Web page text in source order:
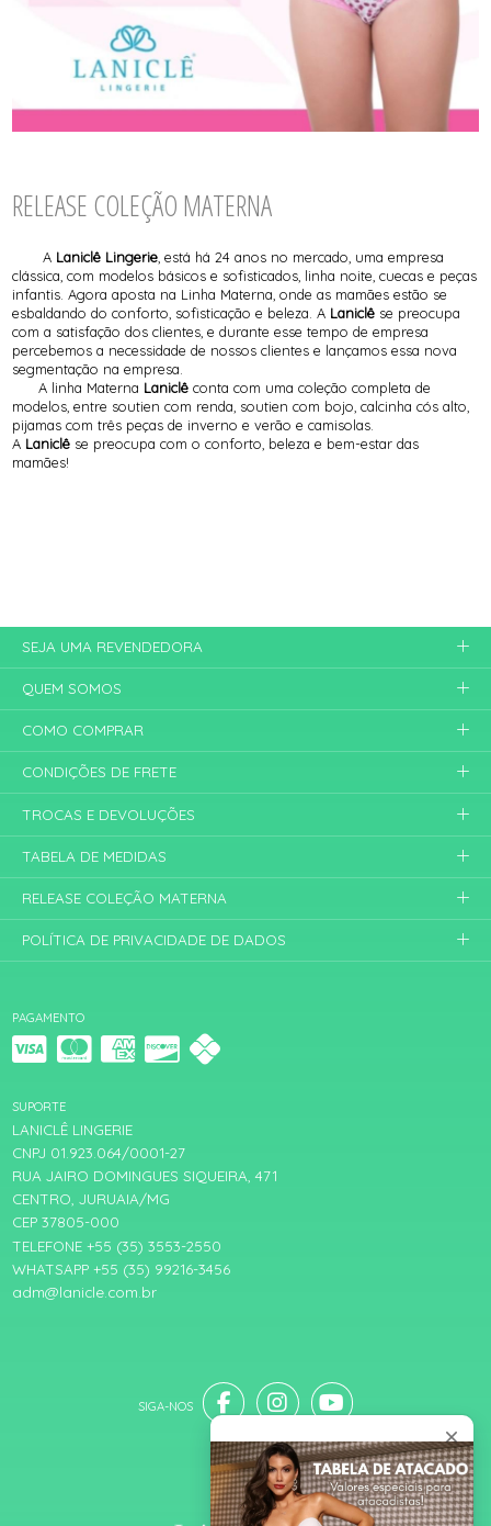
RELEASE COLEÇÃO MATERNA
A Laniclê Lingerie , está há 24 anos no mercado, uma empresa
clássica, com modelos básicos e sofisticados, linha noite, cuecas e peças
infantis. Agora aposta na Linha Materna , onde as mamães estão se
esbaldando do conforto, sofisticação e beleza. A Laniclê se preocupa
com a satisfação dos clientes, e durante esse tempo de empresa
percebemos a necessidade de nossos clientes e lançamos essa nova
segmentação na empresa.
A linha Materna Laniclêconta com uma coleção completa de
modelos, entre soutien com renda, soutien com bojo, calcinha cós alto,
pijamas com três peças de inverno e verão e camisolas.
A Laniclê se preocupa com o conforto, beleza e bem-estar das
mamães!
PAGAMENTO
SUPORTE
LANICLÊ LINGERIE
CNPJ 01.923.064/0001-27
RUA JAIRO DOMINGUES SIQUEIRA, 471
CENTRO, JURUAIA/MG
CEP 37805-000
TELEFONE +55 (35) 3553-2550
WHATSAPP +55 (35) 99216-3456
adm@lanicle.com.br
SEJA UMA REVENDEDORA
QUEM SOMOS
COMO COMPRAR
CONDIÇÕES DE FRETE
TROCAS E DEVOLUÇÕES
TABELA DE MEDIDAS
RELEASE COLEÇÃO MATERNA
POLÍTICA DE PRIVACIDADE DE DADOS